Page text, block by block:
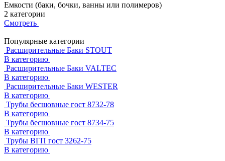
Емкости (баки, бочки, ванны или полимеров)
2 категории
Смотреть
Популярные категории
Расширительные Баки STOUT
В категорию
Расширительные Баки VALTEC
В категорию
Расширительные Баки WESTER
В категорию
Трубы бесшовные гост 8732-78
В категорию
Трубы бесшовные гост 8734-75
В категорию
Трубы ВГП гост 3262-75
В категорию